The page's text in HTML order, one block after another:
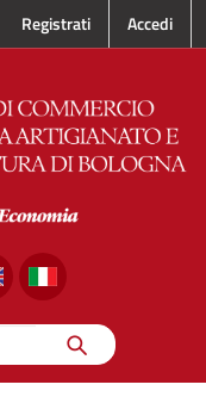
Registrati Accedi
Search